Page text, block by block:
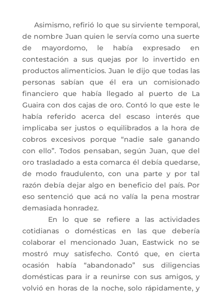
Asimismo, refirió lo que su sirviente temporal,
de nombre Juan quien le servía como una suerte
de mayordomo, le había expresado en
contestación a sus quejas por lo invertido en
productos alimenticios. Juan le dijo que todas las
personas sabían que él era un comisionado
financiero que había llegado al puerto de La
Guaira con dos cajas de oro. Contó lo que este le
había referido acerca del escaso interés que
implicaba ser justos o equilibrados a la hora de
cobros excesivos porque “nadie sale ganando
con ello”. Todos pensaban, según Juan, que del
oro trasladado a esta comarca él debía quedarse,
de modo fraudulento, con una parte y por tal
razón debía dejar algo en beneficio del país. Por
eso sentenció que acá no valía la pena mostrar
demasiada honradez.
En lo que se refiere a las actividades
cotidianas o domésticas en las que debería
colaborar el mencionado Juan, Eastwick no se
mostró muy satisfecho. Contó que, en cierta
ocasión había “abandonado” sus diligencias
domésticas para ir a reunirse con sus amigos, y
volvió en horas de la noche, solo rápidamente, y